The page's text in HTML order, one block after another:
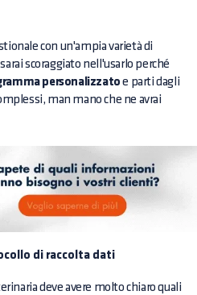
con un'ampia varietà di
scoraggiato nell'usarlo perché
personalizzato e parti dagli
man mano che ne avrai
di raccolta dati
deve avere molto chiaro quali